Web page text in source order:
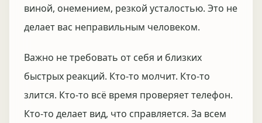
виной, онемением, резкой усталостью. Это не
делает вас неправильным человеком.
Важно не требовать от себя и близких
быстрых реакций. Кто-то молчит. Кто-то
злится. Кто-то всё время проверяет телефон.
Кто-то делает вид, что справляется. За всем